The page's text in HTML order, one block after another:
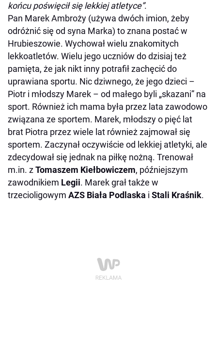
końcu poświęcił się lekkiej atletyce”.
Pan Marek Ambroży (używa dwóch imion, żeby
odróżnić się od syna Marka) to znana postać w
Hrubieszowie. Wychował wielu znakomitych
lekkoatletów. Wielu jego uczniów do dzisiaj też
pamięta, że jak nikt inny potrafił zachęcić do
uprawiana sportu. Nic dziwnego, że jego dzieci –
Piotr i młodszy Marek – od małego byli „skazani” na
sport. Również ich mama była przez lata zawodowo
związana ze sportem. Marek, młodszy o pięć lat
brat Piotra przez wiele lat również zajmował się
sportem. Zaczynał oczywiście od lekkiej atletyki, ale
zdecydował się jednak na piłkę nożną. Trenował
m.in. zTomaszem Kiełbowiczem, późniejszym
zawodnikiem Legii. Marek grał także w
trzecioligowym AZS Biała Podlaska i Stali Kraśnik.